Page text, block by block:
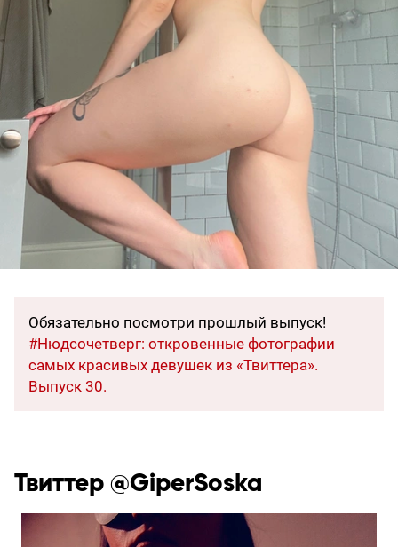
Обязательно посмотри прошлый выпуск!
#Нюдсочетверг: откровенные фотографии
самых красивых девушек из «Твиттера».
Выпуск 30.
Твиттер @GiperSoska